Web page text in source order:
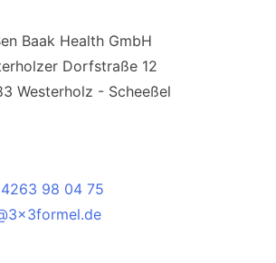
Baak Health GmbH
Dorfstraße 12
Westerholz - Scheeßel
98 04 75